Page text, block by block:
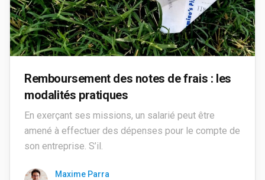
Remboursement des notes de frais : les
modalités pratiques
En exerçant ses missions, un salarié peut être
amené à effectuer des dépenses pour le compte de
son entreprise. S’il.
Maxime Parra